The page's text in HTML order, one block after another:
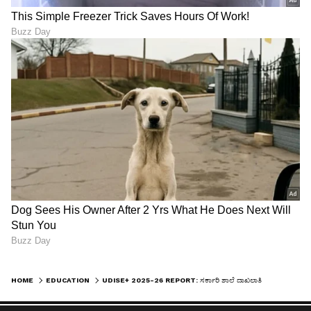
HOME EDUCATION